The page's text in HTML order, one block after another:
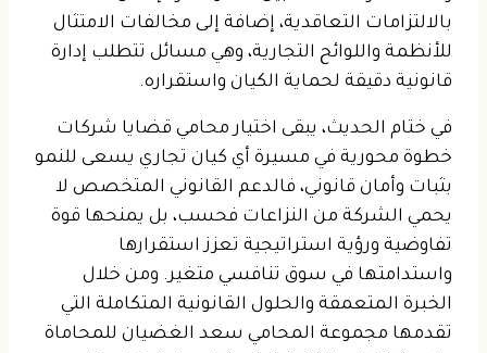
بالالتزامات التعاقدية، إضافة إلى مخالفات الامتثال
للأنظمة واللوائح التجارية، وهي مسائل تتطلب إدارة
قانونية دقيقة لحماية الكيان واستقراره.
في ختام الحديث، يبقى اختيار محامي قضايا شركات
خطوة محورية في مسيرة أي كيان تجاري يسعى للنمو
بثبات وأمان قانوني، فالدعم القانوني المتخصص لا
يحمي الشركة من النزاعات فحسب، بل يمنحها قوة
تفاوضية ورؤية استراتيجية تعزز استقرارها
واستدامتها في سوق تنافسي متغير. ومن خلال
الخبرة المتعمقة والحلول القانونية المتكاملة التي
تقدمها مجموعة المحامي سعد الغضيان للمحاماة